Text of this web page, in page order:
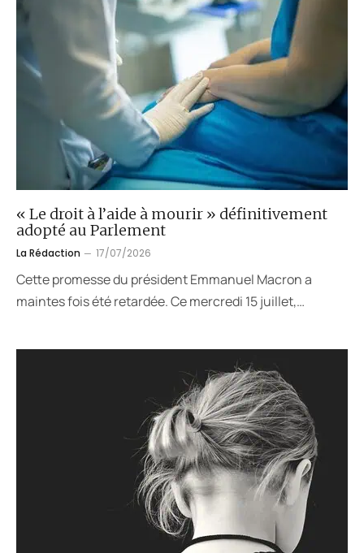
« Le droit à l’aide à mourir » définitivement
adopté au Parlement
La Rédaction 17/07/2026
Cette promesse du président Emmanuel Macron a
maintes fois été retardée. Ce mercredi 15 juillet,…